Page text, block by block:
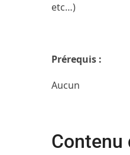
etc…)
Prérequis :
Aucun
Contenu